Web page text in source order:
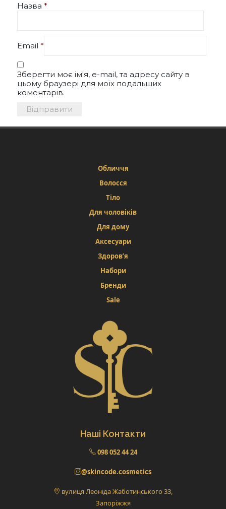
Назва *
Email *
Зберегти моє ім'я, e-mail, та адресу сайту в
цьому браузері для моїх подальших
коментарів.
Обличчя
Волосся
Тіло
Для чоловіків
Для дому
Аксесуари
Здоров’я
Набори
Бренди
Sale
Наші Контакти
098 052 44 24
@skincode.cosmetics
вулиця Леоніда Жаботинського 33,
Запоріжжя